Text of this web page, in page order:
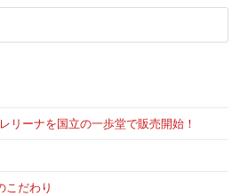
リーナを国立の一歩堂で販売開始！
こだわり